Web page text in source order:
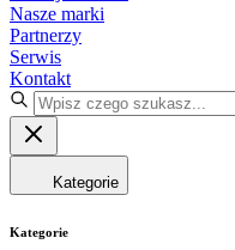
Nasze marki
Partnerzy
Serwis
Kontakt
Kategorie
Kategorie